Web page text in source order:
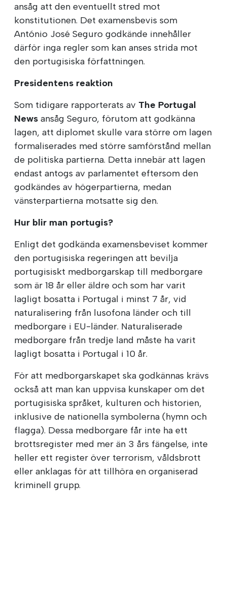
ansåg att den eventuellt stred mot
konstitutionen. Det examensbevis som
António José Seguro godkände innehåller
därför inga regler som kan anses strida mot
den portugisiska författningen.
Presidentens reaktion
Som tidigare rapporterats av The Portugal
News ansåg Seguro, förutom att godkänna
lagen, att diplomet skulle vara större om lagen
formaliserades med större samförstånd mellan
de politiska partierna. Detta innebär att lagen
endast antogs av parlamentet eftersom den
godkändes av högerpartierna, medan
vänsterpartierna motsatte sig den.
Hur blir man portugis?
Enligt det godkända examensbeviset kommer
den portugisiska regeringen att bevilja
portugisiskt medborgarskap till medborgare
som är 18 år eller äldre och som har varit
lagligt bosatta i Portugal i minst 7 år, vid
naturalisering från lusofona länder och till
medborgare i EU-länder. Naturaliserade
medborgare från tredje land måste ha varit
lagligt bosatta i Portugal i 10 år.
För att medborgarskapet ska godkännas krävs
också att man kan uppvisa kunskaper om det
portugisiska språket, kulturen och historien,
inklusive de nationella symbolerna (hymn och
flagga). Dessa medborgare får inte ha ett
brottsregister med mer än 3 års fängelse, inte
heller ett register över terrorism, våldsbrott
eller anklagas för att tillhöra en organiserad
kriminell grupp.